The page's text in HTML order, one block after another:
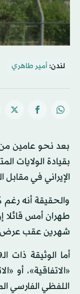
لندن: أمير طاهري
الإيراني في
والحقيقة أنه رغم
طهران أمس قائلا
شهرين عقب عرض
«الاتفاقية»، أو
اللفظي الفارسي